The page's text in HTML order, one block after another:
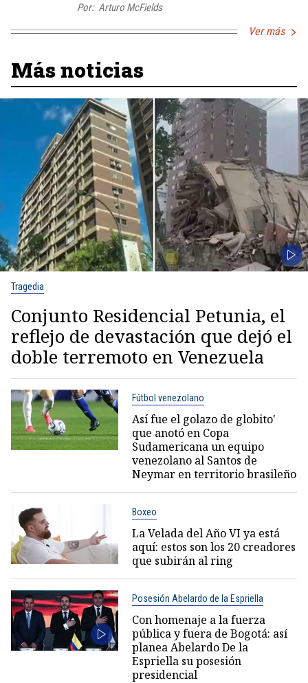
Por: Arturo McFields
Ver más
Más noticias
Tragedia
Conjunto Residencial Petunia, el
reflejo de devastación que dejó el
doble terremoto en Venezuela
Fútbol venezolano
Así fue el golazo de globito'
que anotó en Copa
Sudamericana un equipo
venezolano al Santos de
Neymar en territorio brasileño
Boxeo
La Velada del Año VI ya está
aquí: estos son los 20 creadores
que subirán al ring
Posesión Abelardo de la Espriella
Con homenaje a la fuerza
pública y fuera de Bogotá: así
planea Abelardo De la
Espriella su posesión
presidencial